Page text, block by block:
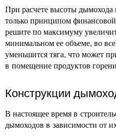
При расчете высоты дымохода
только принципом
решите по максимуму
минимальном ее объеме, во
уменьшится тяга, что может
в помещение продуктов
Конструкции
В настоящее время в
дымоходов в зависимости от